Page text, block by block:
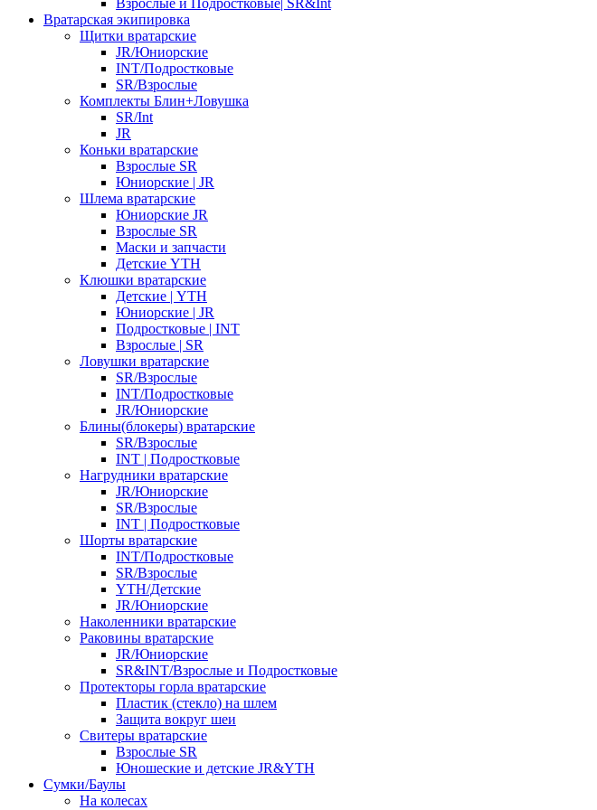
Взрослые и Подростковые| SR&Int
Вратарская экипировка
Щитки вратарские
JR/Юниорские
INT/Подростковые
SR/Взрослые
Комплекты Блин+Ловушка
SR/Int
JR
Коньки вратарские
Взрослые SR
Юниорские | JR
Шлема вратарские
Юниорские JR
Взрослые SR
Маски и запчасти
Детские YTH
Клюшки вратарские
Детские | YTH
Юниорские | JR
Подростковые | INT
Взрослые | SR
Ловушки вратарские
SR/Взрослые
INT/Подростковые
JR/Юниорские
Блины(блокеры) вратарские
SR/Взрослые
INT | Подростковые
Нагрудники вратарские
JR/Юниорские
SR/Взрослые
INT | Подростковые
Шорты вратарские
INT/Подростковые
SR/Взрослые
YTH/Детские
JR/Юниорские
Наколенники вратарские
Раковины вратарские
JR/Юниорские
SR&INT/Взрослые и Подростковые
Протекторы горла вратарские
Пластик (стекло) на шлем
Защита вокруг шеи
Свитеры вратарские
Взрослые SR
Юношеские и детские JR&YTH
Сумки/Баулы
На колесах